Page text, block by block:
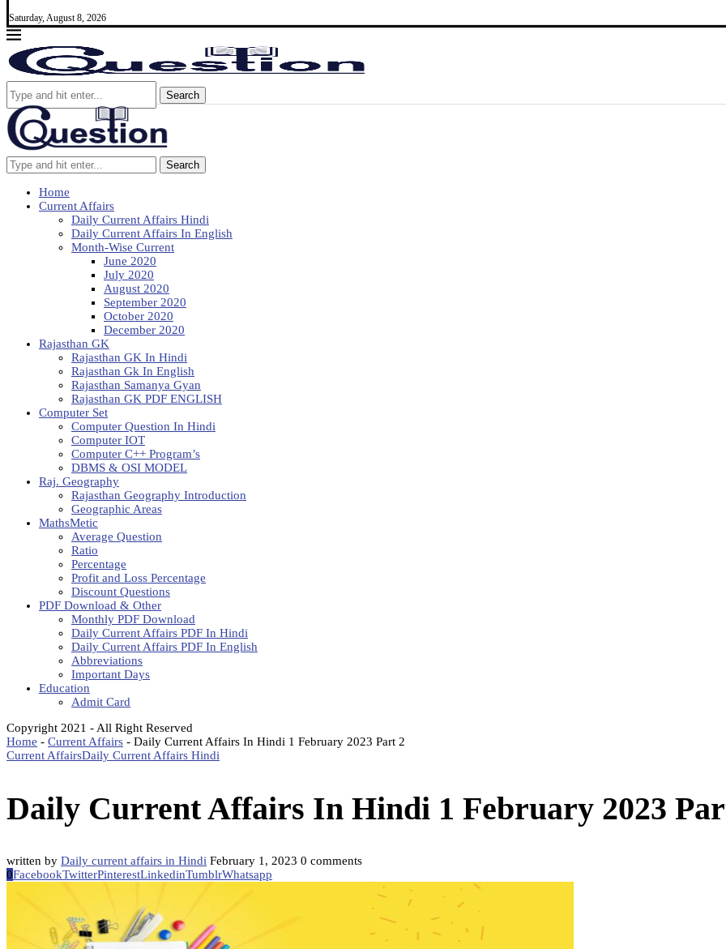
Saturday, August 8, 2026
Search
Search
Home
Current Affairs
Daily Current Affairs Hindi
Daily Current Affairs In English
Month-Wise Current
June 2020
July 2020
August 2020
September 2020
October 2020
December 2020
Rajasthan GK
Rajasthan GK In Hindi
Rajasthan Gk In English
Rajasthan Samanya Gyan
Rajasthan GK PDF ENGLISH
Computer Set
Computer Question In Hindi
Computer IOT
Computer C++ Program’s
DBMS & OSI MODEL
Raj. Geography
Rajasthan Geography Introduction
Geographic Areas
MathsMetic
Average Question
Ratio
Percentage
Profit and Loss Percentage
Discount Questions
PDF Download & Other
Monthly PDF Download
Daily Current Affairs PDF In Hindi
Daily Current Affairs PDF In English
Abbreviations
Important Days
Education
Admit Card
Copyright 2021 - All Right Reserved
Home - Current Affairs - Daily Current Affairs In Hindi 1 February 2023 Part 2
Current AffairsDaily Current Affairs Hindi
Daily Current Affairs In Hindi 1 February 2023
written by Daily current affairs in Hindi February 1, 2023 0 comments
0FacebookTwitterPinterestLinkedinTumblrWhatsapp